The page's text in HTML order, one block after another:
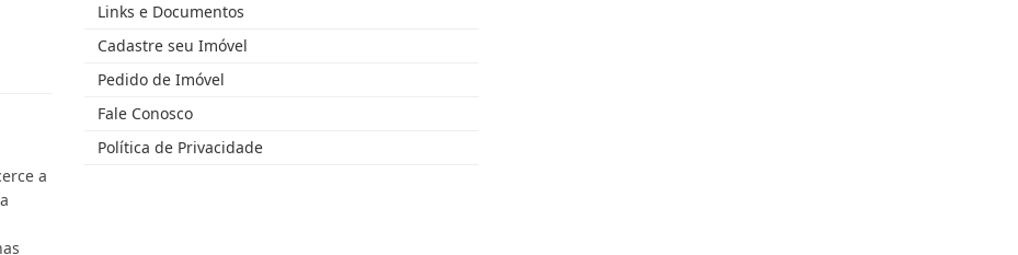
a
Links e Documentos
Cadastre seu Imóvel
Pedido de Imóvel
Fale Conosco
Política de Privacidade